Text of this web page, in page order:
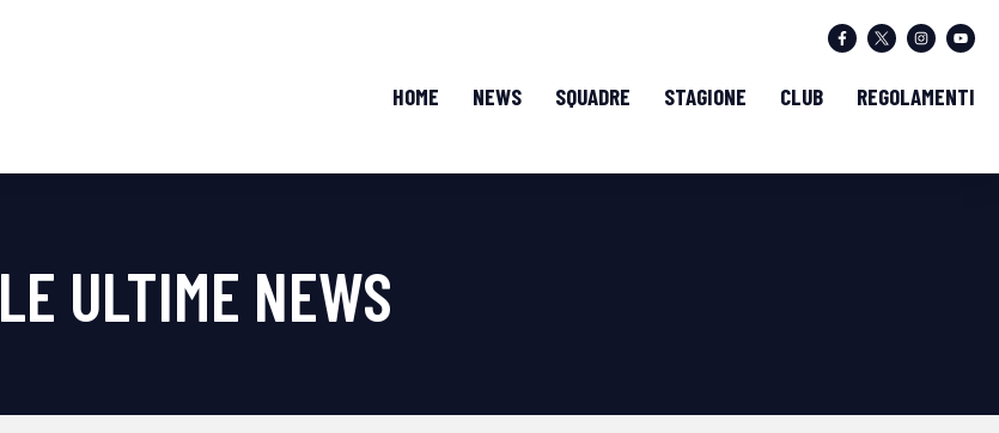
HOME NEWS SQUADRE STAGIONE CLUB REGOLAMENTI
LE ULTIME NEWS